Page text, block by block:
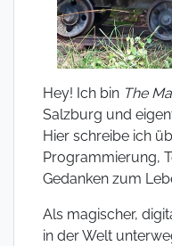
Hey! Ich bin The
Salzburg und
Hier schreibe ich
Programmierung,
Gedanken zum
Als magischer,
in der Welt